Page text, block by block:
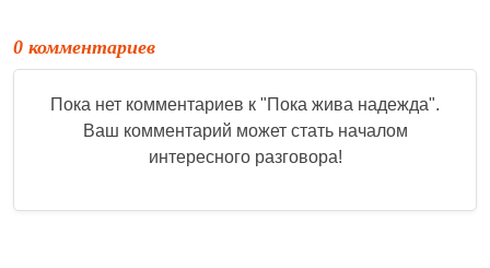
0 комментариев
Пока нет комментариев к "Пока жива надежда".
Ваш комментарий может стать началом
интересного разговора!